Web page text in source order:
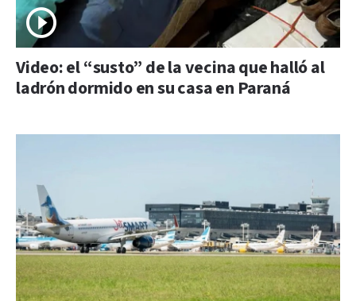
Video: el “susto” de la vecina que halló al
ladrón dormido en su casa en Paraná